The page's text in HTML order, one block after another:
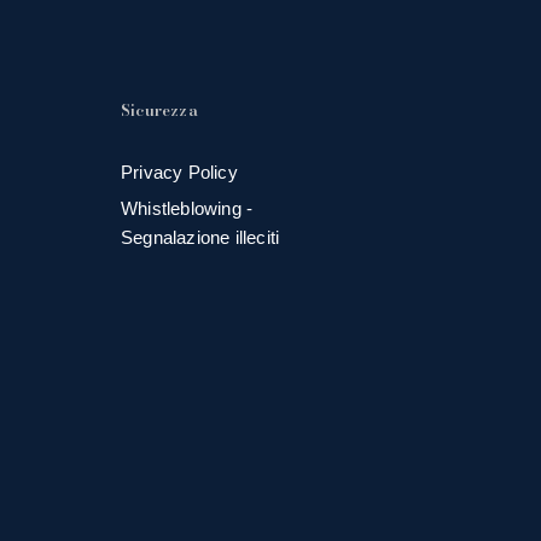
Sicurezza
Privacy Policy
Whistleblowing -
Segnalazione illeciti